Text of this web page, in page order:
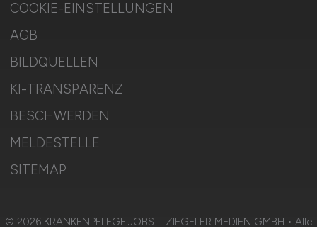
COOKIE-EINSTELLUNGEN
AGB
BILDQUELLEN
KI-TRANSPARENZ
BESCHWERDEN
MELDESTELLE
SITEMAP
© 2026 KRANKENPFLEGE.JOBS – ZIEGELER MEDIEN GMBH • Alle